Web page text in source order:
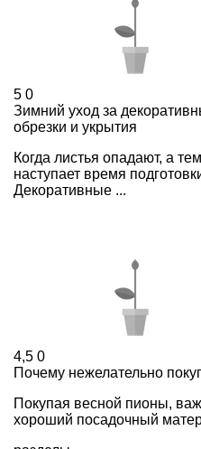
5 0
Зимний уход за
обрезки и укрытия
Когда листья опадают, а
наступает время
Декоративные ...
4,5 0
Почему нежелательно
Покупая весной пионы,
хороший посадочный